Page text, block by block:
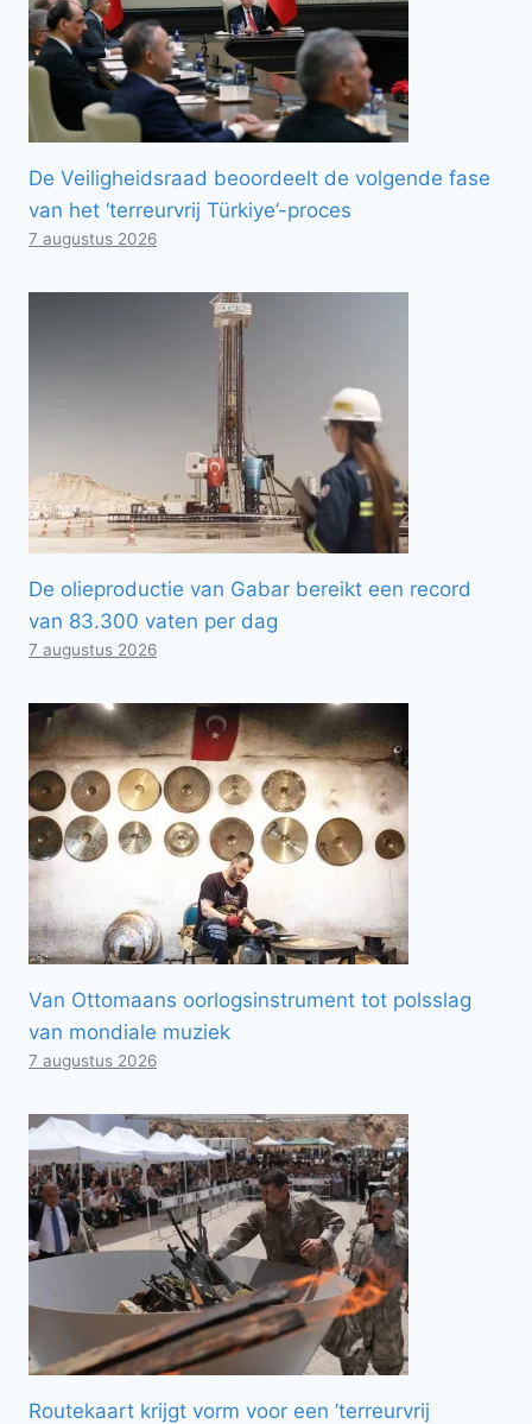
De Veiligheidsraad beoordeelt de volgende fase
van het ‘terreurvrij Türkiye’-proces
7 augustus 2026
De olieproductie van Gabar bereikt een record
van 83.300 vaten per dag
7 augustus 2026
Van Ottomaans oorlogsinstrument tot polsslag
van mondiale muziek
7 augustus 2026
Routekaart krijgt vorm voor een ’terreurvrij